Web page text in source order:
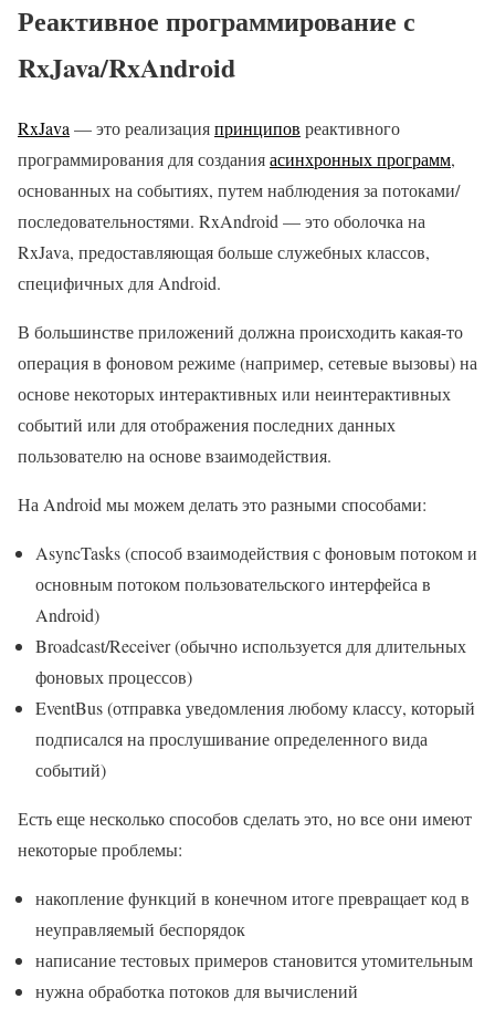
Реактивное программирование с
RxJava/RxAndroid
RxJava — это реализацияпринципов реактивного
программирования для созданияасинхронных программ,
основанных на событиях, путем наблюдения за потоками/
последовательностями. RxAndroid — это оболочка на
RxJava, предоставляющая больше служебных классов,
специфичных для Android.
В большинстве приложений должна происходить какая-то
операция в фоновом режиме (например, сетевые вызовы) на
основе некоторых интерактивных или неинтерактивных
событий или для отображения последних данных
пользователю на основе взаимодействия.
На Android мы можем делать это разными способами:
AsyncTasks (способ взаимодействия с фоновым потоком и
основным потоком пользовательского интерфейса в
Android)
Broadcast/Receiver (обычно используется для длительных
фоновых процессов)
EventBus (отправка уведомления любому классу, который
подписался на прослушивание определенного вида
событий)
Есть еще несколько способов сделать это, но все они имеют
некоторые проблемы:
накопление функций в конечном итоге превращает код в
неуправляемый беспорядок
написание тестовых примеров становится утомительным
нужна обработка потоков для вычислений